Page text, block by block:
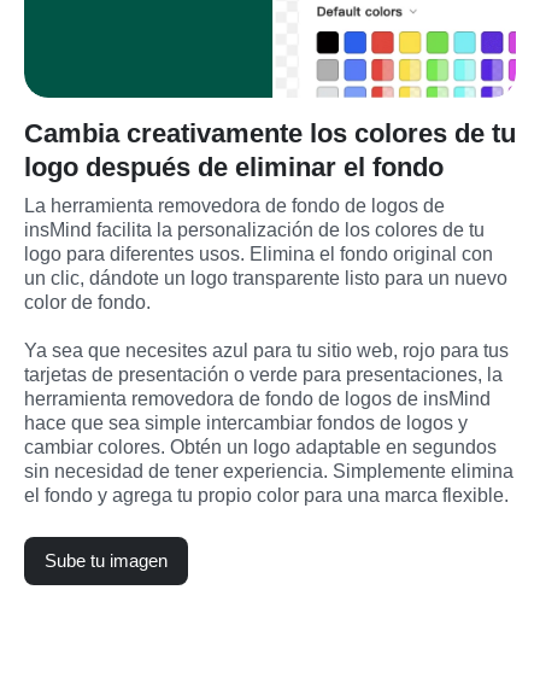
Cambia creativamente los colores de tu
logo después de eliminar el fondo
La herramienta removedora de fondo de logos de
insMind facilita la personalización de los colores de tu
logo para diferentes usos. Elimina el fondo original con
un clic, dándote un logo transparente listo para un nuevo
color de fondo.
Ya sea que necesites azul para tu sitio web, rojo para tus
tarjetas de presentación o verde para presentaciones, la
herramienta removedora de fondo de logos de insMind
hace que sea simple intercambiar fondos de logos y
cambiar colores. Obtén un logo adaptable en segundos
sin necesidad de tener experiencia. Simplemente elimina
el fondo y agrega tu propio color para una marca flexible.
Sube tu imagen